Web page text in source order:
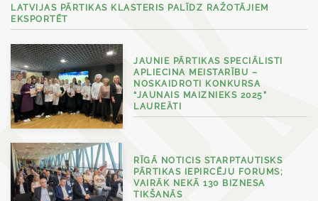
LATVIJAS PĀRTIKAS KLASTERIS PALĪDZ RAŽOTĀJIEM
EKSPORTĒT
JAUNIE PĀRTIKAS SPECIĀLISTI
APLIECINA MEISTARĪBU –
NOSKAIDROTI KONKURSA
“JAUNAIS MAIZNIEKS 2025”
LAUREĀTI
RĪGĀ NOTICIS STARPTAUTISKS
PĀRTIKAS IEPIRCĒJU FORUMS;
VAIRĀK NEKĀ 130 BIZNESA
TIKŠANĀS